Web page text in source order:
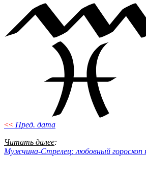
<< Пред. дата
Читать далее:
Мужчина-Стрелец: любовный гороскоп